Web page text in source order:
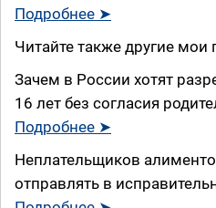
Подробнее ➤
Читайте также другие мои
Зачем в России хотят
16 лет без согласия
Подробнее ➤
Неплательщиков
отправлять в